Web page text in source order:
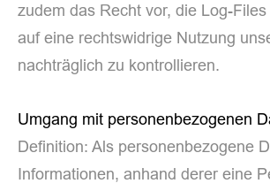
zudem das Recht vor, die Log-
auf eine rechtswidrige Nutzung
nachträglich zu kontrollieren.
Umgang mit personenbezogenen
Definition: Als personenbezogene
Informationen, anhand derer eine